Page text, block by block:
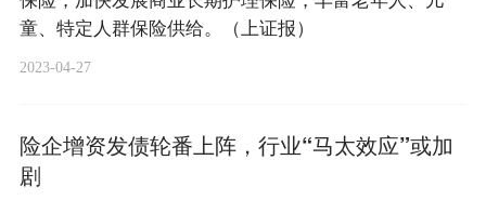
童、特定人群保险供给。（上证报）
2023-04-27
险企增资发债轮番上阵，行业“马太效应”或加
剧